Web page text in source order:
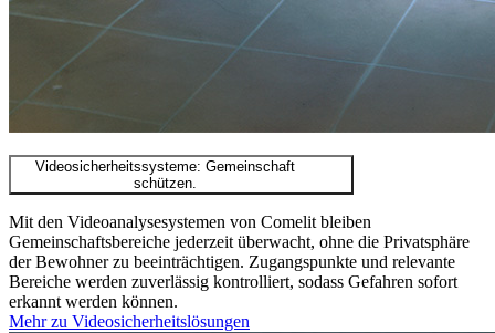
Videosicherheitssysteme: Gemeinschaft
schützen.
Mit den Videoanalysesystemen von Comelit bleiben
Gemeinschaftsbereiche jederzeit überwacht, ohne die Privatsphäre
der Bewohner zu beeinträchtigen. Zugangspunkte und relevante
Bereiche werden zuverlässig kontrolliert, sodass Gefahren sofort
erkannt werden können.
Mehr zu Videosicherheitslösungen